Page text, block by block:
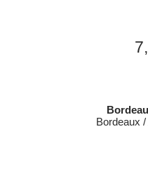
Bordeaux